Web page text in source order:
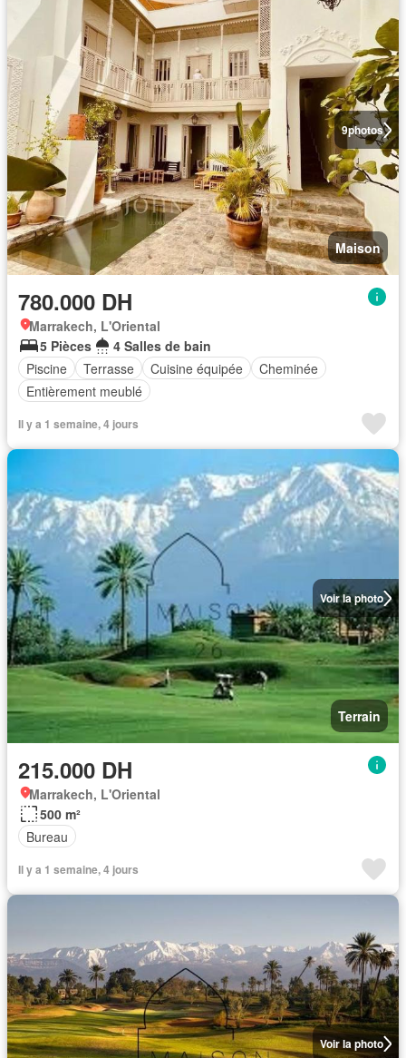
9photos
Maison
780.000 DH
Marrakech, L'Oriental
5 Pièces
4 Salles de bain
Piscine
Terrasse Cuisine équipée
Cheminée
Entièrement meublé
Il y a 1 semaine, 4 jours
Voir la photo
Terrain
215.000 DH
Marrakech, L'Oriental
500 m²
Bureau
Il y a 1 semaine, 4 jours
Voir la photo